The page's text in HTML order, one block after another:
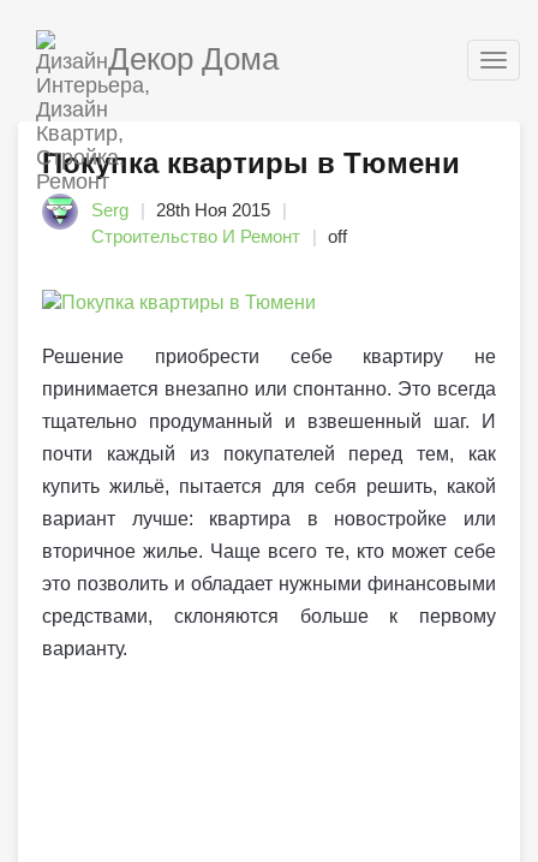
Декор Дома
Покупка квартиры в Тюмени
Serg
28th Ноя 2015
Строительство И Ремонт
off
Решение приобрести себе квартиру не
принимается внезапно или спонтанно. Это всегда
тщательно продуманный и взвешенный шаг. И
почти каждый из покупателей перед тем, как
купить жильё, пытается для себя решить, какой
вариант лучше: квартира в новостройке или
вторичное жилье. Чаще всего те, кто может себе
это позволить и обладает нужными финансовыми
средствами, склоняются больше к первому
варианту.